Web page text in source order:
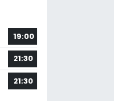
19:00
21:30
21:30